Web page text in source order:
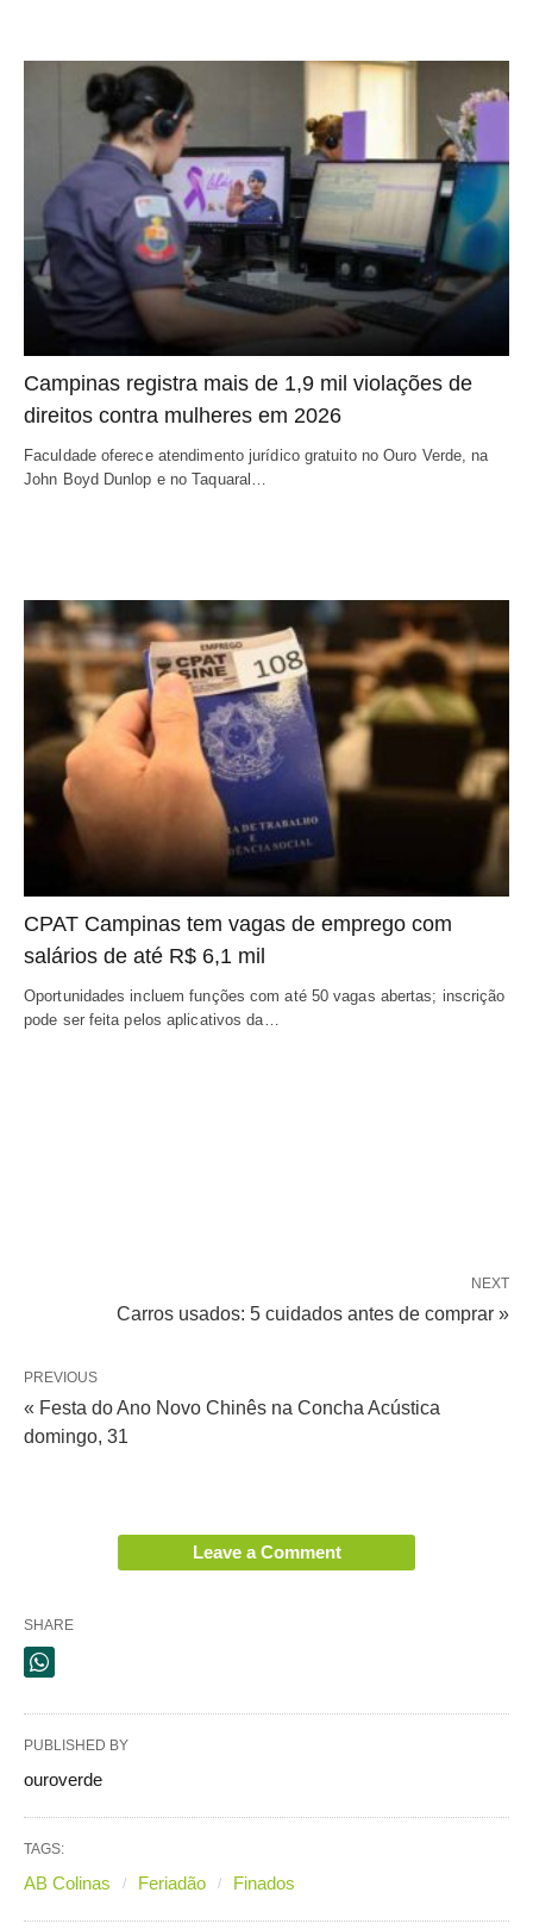
Campinas registra mais de 1,9 mil violações de
direitos contra mulheres em 2026
Faculdade oferece atendimento jurídico gratuito no Ouro Verde, na
John Boyd Dunlop e no Taquaral…
CPAT Campinas tem vagas de emprego com
salários de até R$ 6,1 mil
Oportunidades incluem funções com até 50 vagas abertas; inscrição
pode ser feita pelos aplicativos da…
NEXT
Carros usados: 5 cuidados antes de comprar »
PREVIOUS
« Festa do Ano Novo Chinês na Concha Acústica
domingo, 31
Leave a Comment
SHARE
PUBLISHED BY
ouroverde
TAGS:
AB Colinas Feriadão Finados